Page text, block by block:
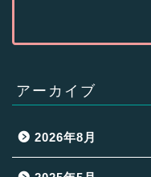
アーカイブ
2026年8月